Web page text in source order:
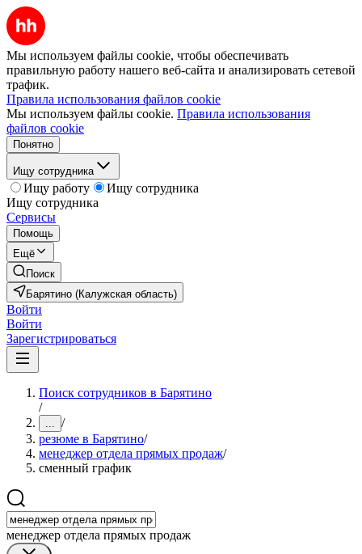
Мы используем файлы cookie, чтобы обеспечивать
правильную работу нашего веб-сайта и анализировать сетевой
трафик.
Правила использования файлов cookie
Мы используем файлы cookie. Правила использования
файлов cookie
Понятно
Ищу сотрудника
Ищу работу
Ищу сотрудника
Ищу сотрудника
Сервисы
Помощь
Ещё
Поиск
Барятино (Калужская область)
Войти
Войти
Зарегистрироваться
Поиск сотрудников в Барятино
/
... /
резюме в Барятино/
менеджер отдела прямых продаж/
сменный график
менеджер отдела прямых продаж